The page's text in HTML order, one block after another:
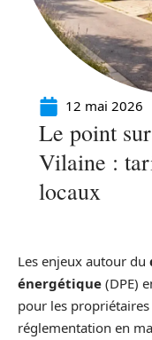
12 mai 2026
Le point
Vilaine :
locaux
Les enjeux autour du
énergétique (DPE)
pour les
réglementation en